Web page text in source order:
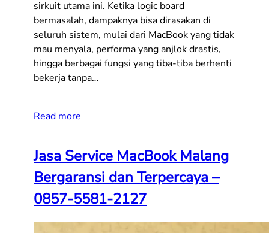
sirkuit utama ini. Ketika logic board
bermasalah, dampaknya bisa dirasakan di
seluruh sistem, mulai dari MacBook yang tidak
mau menyala, performa yang anjlok drastis,
hingga berbagai fungsi yang tiba-tiba berhenti
bekerja tanpa…
Read more
Jasa Service MacBook Malang
Bergaransi dan Terpercaya –
0857-5581-2127